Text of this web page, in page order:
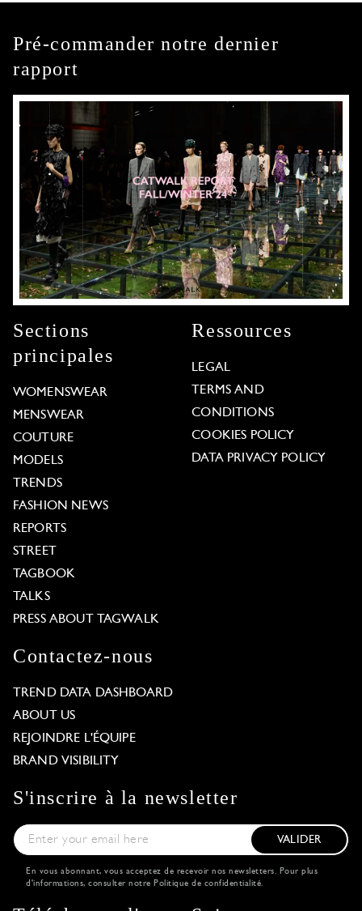
Pré-commander notre dernier
rapport
Sections
principales
WOMENSWEAR
MENSWEAR
COUTURE
MODELS
TRENDS
FASHION NEWS
REPORTS
STREET
TAGBOOK
TALKS
PRESS ABOUT TAGWALK
Ressources
LEGAL
TERMS AND
CONDITIONS
COOKIES POLICY
DATA PRIVACY POLICY
Contactez-nous
TREND DATA DASHBOARD
ABOUT US
REJOINDRE L'ÉQUIPE
BRAND VISIBILITY
S'inscrire à la newsletter
VALIDER
En vous abonnant, vous acceptez de recevoir nos newsletters. Pour plus
d'informations, consulter notre Politique de confidentialité.